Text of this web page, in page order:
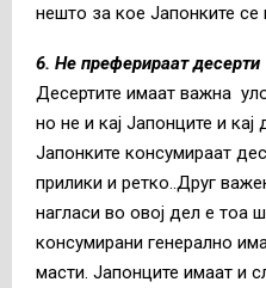
нешто за кое Јапонките се
6. Не преферираат десерти
Десертите имаат важна
но не и кај Јапонците и кај
Јапонките консумираат
прилики и ретко..Друг
нагласи во овој дел е тоа
консумирани генерално
масти. Јапонците имаат и